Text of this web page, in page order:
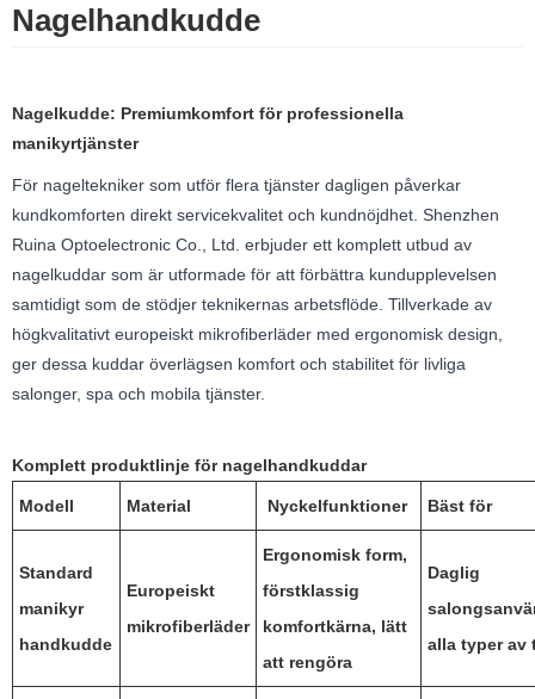
Nagelhandkudde
Nagelkudde: Premiumkomfort för professionella
manikyrtjänster
För nageltekniker som utför flera tjänster dagligen påverkar
kundkomforten direkt servicekvalitet och kundnöjdhet. Shenzhen
Ruina Optoelectronic Co., Ltd. erbjuder ett komplett utbud av
nagelkuddar som är utformade för att förbättra kundupplevelsen
samtidigt som de stödjer teknikernas arbetsflöde. Tillverkade av
högkvalitativt europeiskt mikrofiberläder med ergonomisk design,
ger dessa kuddar överlägsen komfort och stabilitet för livliga
salonger, spa och mobila tjänster.
Komplett produktlinje för nagelhandkuddar
Modell Material Nyckelfunktioner Bäst för
Standard
manikyr
handkudde
Europeiskt
mikrofiberläder
Ergonomisk form,
förstklassig
komfortkärna, lätt
att rengöra
Daglig
alla typer av